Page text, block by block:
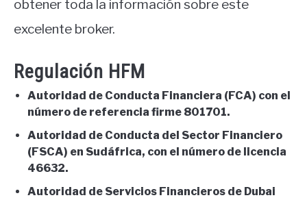
obtener toda la información sobre este
excelente broker.
Regulación HFM
Autoridad de Conducta Financiera (FCA) con el
número de referencia firme 801701.
Autoridad de Conducta del Sector Financiero
(FSCA) en Sudáfrica, con el número de licencia
46632.
Autoridad de Servicios Financieros de Dubai